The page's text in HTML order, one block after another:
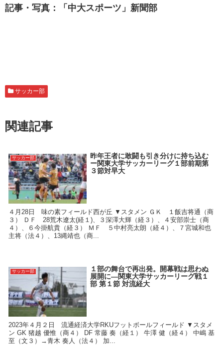
記事・写真：「中大スポーツ」新聞部
サッカー部
関連記事
サッカー部
昨年王者に敢闘も引き分けに持ち込む
ー関東大学サッカーリーグ１部前期第
３節対早大
４月28日 味の素フィールド西が丘 ▼スタメン ＧＫ １飯吉将通（商
３） ＤＦ 28荒木遼太(経１)、３深澤大輝（経３）、４安部崇士（商
４）、６今掛航貴（経３） ＭＦ ５中村亮太朗（経４）、７宮城和也
主将（法４）、13縄靖也（商...
サッカー部
１部の舞台で再出発。開幕戦は思わぬ
展開に―関東大学サッカーリーグ戦１
部 第１節 対流経大
2023年４月２日 流通経済大学RKUフットボールフィールド ▼スタメ
ン GK 猪越 優惟（商４） DF 常藤 奏（経１） 牛澤 健（経４） 中嶋 基
至（文３）→青木 奏人（法４） 加...